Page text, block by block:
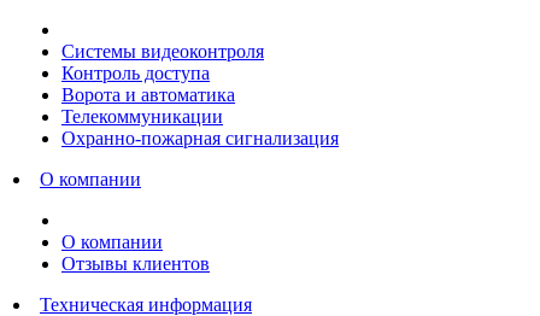
Системы видеоконтроля
Контроль доступа
Ворота и автоматика
Телекоммуникации
Охранно-пожарная сигнализация
О компании
О компании
Отзывы клиентов
Техническая информация